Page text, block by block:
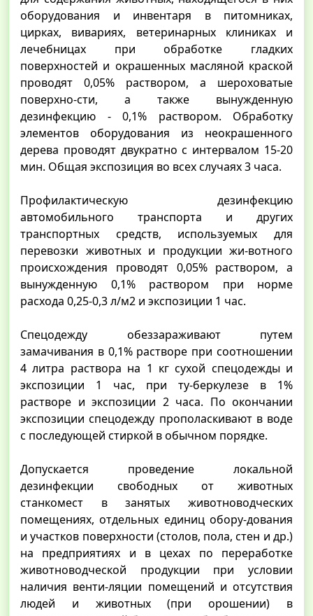
оборудования и инвентаря в питомниках,
цирках, вивариях, ветеринарных клиниках и
лечебницах при обработке гладких
поверхностей и окрашенных масляной краской
проводят 0,05% раствором, а шероховатые
поверхно-сти, а также вынужденную
дезинфекцию - 0,1% раствором. Обработку
элементов оборудования из неокрашенного
дерева проводят двукратно с интервалом 15-20
мин. Общая экспозиция во всех случаях 3 часа.
Профилактическую дезинфекцию
автомобильного транспорта и других
транспортных средств, используемых для
перевозки животных и продукции жи-вотного
происхождения проводят 0,05% раствором, а
вынужденную 0,1% раствором при норме
расхода 0,25-0,3 л/м2 и экспозиции 1 час.
Спецодежду обеззараживают путем
замачивания в 0,1% растворе при соотношении
4 литра раствора на 1 кг сухой спецодежды и
экспозиции 1 час, при ту-беркулезе в 1%
растворе и экспозиции 2 часа. По окончании
экспозиции спецодежду прополаскивают в воде
с последующей стиркой в обычном порядке.
Допускается проведение локальной
дезинфекции свободных от животных
станкомест в занятых животноводческих
помещениях, отдельных единиц обору-дования
и участков поверхности (столов, пола, стен и др.)
на предприятиях и в цехах по переработке
животноводческой продукции при условии
наличия венти-ляции помещений и отсутствия
людей и животных (при орошении) в